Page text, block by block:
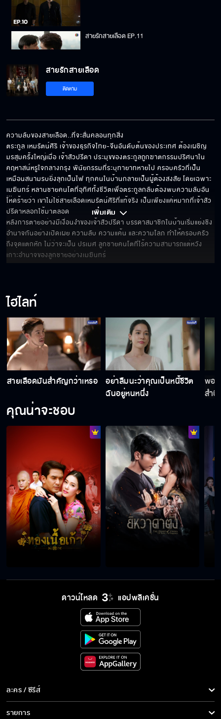
สายรักสายเลือด EP.11
สายรักสายเลือด EP.12
สายรักสายเลือด EP.14
สายรักสายเลือด EP.15
สายรักสายเลือด EP.16
สายรักสายเลือด EP.18
สายรักสายเลือด EP.19
สายรักสายเลือด EP.20
สายรักสายเลือด
ติดตาม
ความลับของสายเลือด..ที่จะสั่นคลอนทุกสิ่ง
ตระกูล เหมรัตน์ศิริ เจ้าของธุรกิจไทย-จีนอันดับต้นของประเทศ ต้องเผชิญ
มรสุมครั้งใหญ่เมื่อ เจ้าสัวปรีดา ประมุขของตระกูลถูกฆาตกรรมปริศนาใน
คฤหาสน์หรูใจกลางกรุง พินัยกรรมที่ระบุทายาทหายไป ครอบครัวที่เป็น
เหมือนสนามรบยิ่งลุกเป็นไฟ ทุกคนในบ้านกลายเป็นผู้ต้องสงสัย โดยเฉพาะ
เมฆินทร์ หลานชายคนโตที่อุทิศทั้งชีวิตเพื่อตระกูลกลับต้องพบความลับอัน
โหดร้ายว่า เขาไม่ใช่สายเลือดเหมรัตน์ศิริที่แท้จริง เป็นเพียงแค่หมากที่เจ้าสัว
ปรีดาหลอกใช้มาตลอด
หลังการตายอย่างมีเงื่อนงำของเจ้าสัวปรีดา บรรดาสมาชิกในบ้านเริ่มแย่งชิง
อำนาจกันอย่างเปิดเผย ความลับ ความแค้น และความโลภ ทำให้ครอบครัว
ถึงจุดแตกหัก ไม่ว่าจะเป็น ปรเมศ ลูกชายคนโตที่ไร้ความสามารถแต่หวัง
เกาะอำนาจของลูกชายอย่างเมฆินทร์
...
เพิ่มเติม
ไฮไลท์
สายเลือดมันสำคัญกว่าเหรอ
อย่าลืมนะว่าคุณเป็นหนี้ชีวิต
ฉันอยู่หนหนึ่ง
พอไ
สำนึ
คุณน่าจะชอบ
ดาวน์โหลด แอปพลิเคชั่น
ละคร / ซีรีส์
ละคร/ซีรีส์
รายการ